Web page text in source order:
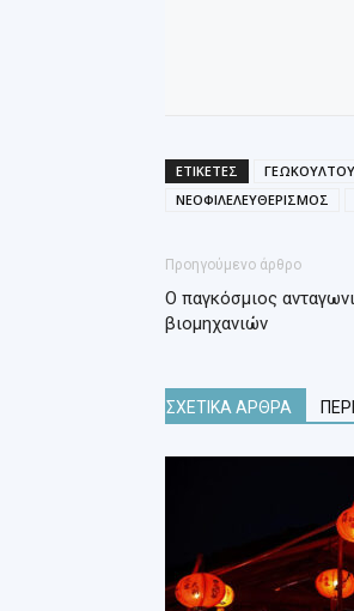
ΕΤΙΚΕΤΕΣ
ΝΕΟΦΙΛΕΛΕΥΘΕΡΙΣΜΟΣ
Προηγούμενο άρθρο
Ο παγκόσμιος
βιομηχανιών
ΣΧΕΤΙΚΑ ΑΡΘΡΑ